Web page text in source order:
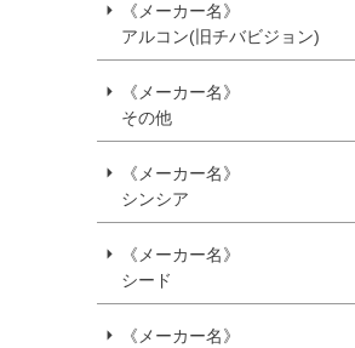
《メーカー名》
アルコン(旧チバビジョン)
《メーカー名》
その他
《メーカー名》
シンシア
《メーカー名》
シード
《メーカー名》